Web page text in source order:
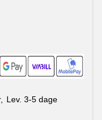
Lev. 3-5 dage